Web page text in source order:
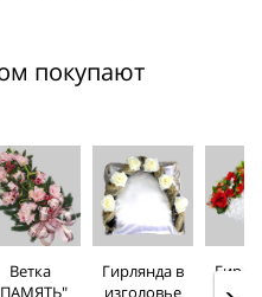
покупают
Ветка
Гирлянда в
изголовье